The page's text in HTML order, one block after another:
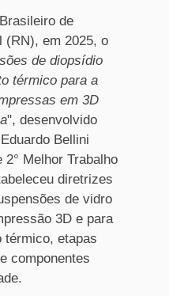
de
(RN), em 2025, o
de diopsídio
térmico para a
em 3D
", desenvolvido
Bellini
Melhor Trabalho
diretrizes
de vidro
3D e para
térmico, etapas
componentes